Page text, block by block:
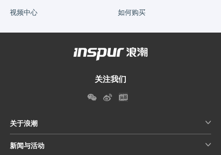
视频中心 如何购买
关注我们
关于浪潮
新闻与活动